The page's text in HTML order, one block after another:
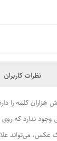
نظرات کاربران
کلمه را
ندارد که روی
عکس، می‌تواند